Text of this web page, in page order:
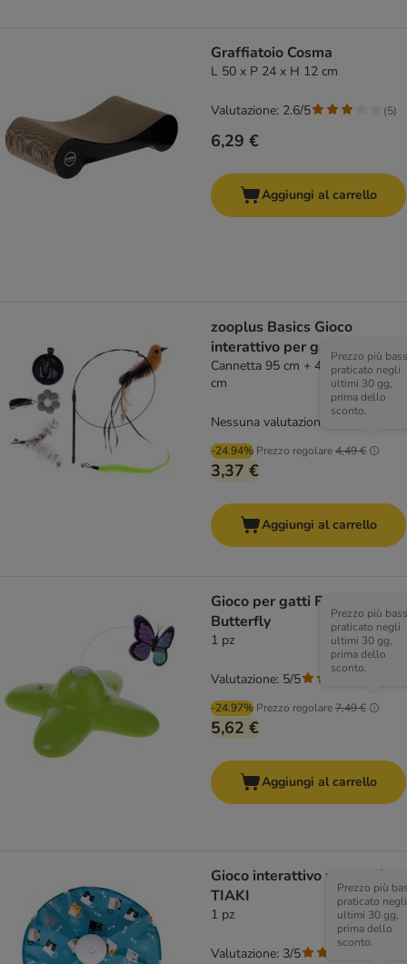
Graffiatoio Cosma
L 50 x P 24 x H 12 cm
6,29 €
Valutazione: 2.6/5 (5)
Aggiungi al carrello
zooplus Basics Gioco
interattivo per gatti 4 in 1
Cannetta 95 cm + 4 ciondoli 15
cm
-24.94% Prezzo regolare4,49 €
Prezzo più
praticato negli
ultimi 30 gg,
prima dello
sconto.
3,37 €
Nessuna valutazione
Aggiungi al carrello
Gioco per gatti Funny
Butterfly
1 pz
-24.97% Prezzo regolare7,49 €
Prezzo più
praticato negli
ultimi 30 gg,
prima dello
sconto.
5,62 €
Valutazione: 5/5
Aggiungi al carrello
Gioco interattivo per gatti
TIAKI
1 pz
Prezzo più
praticato negli
ultimi 30 gg,
prima dello
sconto.
Valutazione: 3/5